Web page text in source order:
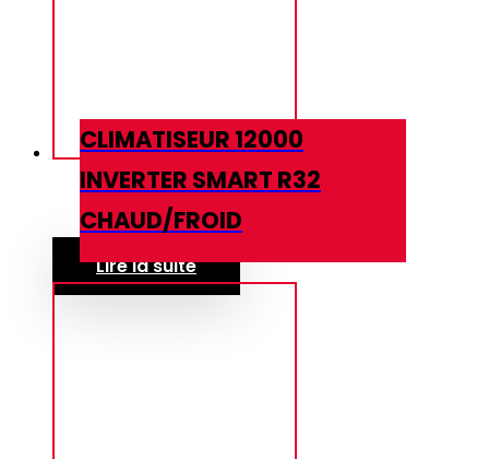
CLIMATISEUR 12000
INVERTER SMART R32
CHAUD/FROID
Lire la suite